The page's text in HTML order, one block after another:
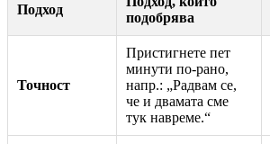
Подход
подобрява
Точност
Пристигнете пет
минути по-рано,
напр.: „Радвам се,
че и двамата сме
тук навреме.“